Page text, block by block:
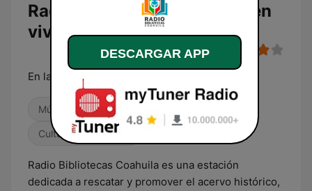
Radio Bibliotecas Coahuila en
vivo
En la profundidad de las letras
Música mexicana
Cultura & Educación
Radio Bibliotecas Coahuila es una estación
dedicada a rescatar y promover el acervo histórico,
DESCARGAR APP